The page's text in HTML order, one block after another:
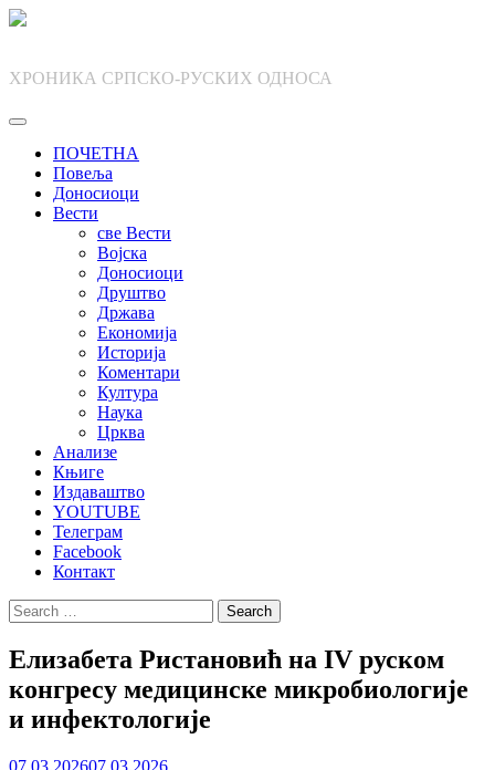
Skip
ХРОНИКА СРПСКО-РУСКИХ ОДНОСА
ПОЧЕТНА
Повеља
Доносиоци
Вести
све Вести
Војска
Доносиоци
Друштво
Држава
Економија
Историја
Коментари
Култура
Наука
Црква
Анализе
Књиге
Издаваштво
YOUTUBE
Телеграм
Facebook
Контакт
Search
for:
Елизабета Ристановић на IV руском
конгресу медицинске микробиологије
и инфектологије
07.03.202607.03.2026